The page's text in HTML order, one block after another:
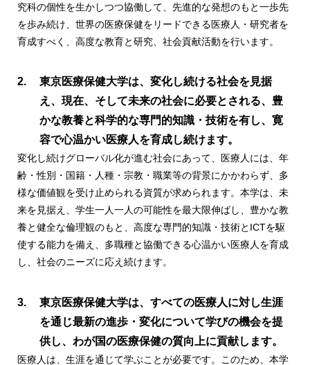
究科の個性を生かしつつ協働して、先進的な発想のもと一歩先
を歩み続け、世界の医療保健をリードできる医療人・研究者を
育成すべく、高度な教育と研究、社会貢献活動を行います。
東京医療保健大学は、変化し続ける社会を見据
え、現在、そして未来の社会に必要とされる、豊
かな教養と科学的な専門的知識・技術を有し、寛
容で心温かい医療人を育成し続けます。
変化し続けグローバル化が進む社会にあって、医療人には、年
齢・性別・国籍・人種・宗教・職業等の背景にかかわらず、多
様な価値観を受け止められる資質が求められます。本学は、未
来を見据え、学生一人一人の可能性を最大限伸ばし、豊かな教
養と健全な倫理観のもと、高度な専門的知識・技術とICTを駆
使する能力を備え、多職種と協働できる心温かい医療人を育成
し、社会のニーズに応え続けます。
東京医療保健大学は、すべての医療人に対し生涯
を通じ最新の進歩・変化について学びの機会を提
供し、わが国の医療保健の質向上に貢献します。
医療人は、生涯を通じて学ぶことが必要です。このため、本学